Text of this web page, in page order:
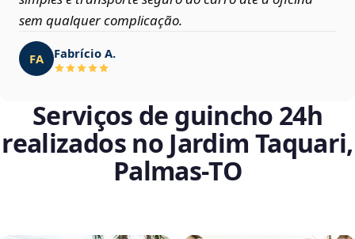
sem qualquer complicação.
FA Fabrício A.
Serviços de guincho 24h
realizados no Jardim Taquari,
Palmas‑TO